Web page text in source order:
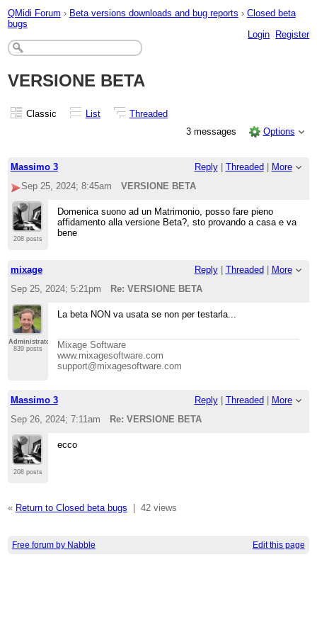
QMidi Forum › Beta versions downloads and bug reports › Closed beta
bugs
Login
Register
VERSIONE BETA
Classic List
Threaded
3 messages
Options
Massimo 3 Reply| Threaded
More
Sep 25, 2024; 8:45am
VERSIONE BETA
208 posts
Domenica suono ad un Matrimonio, posso fare pieno
affidamento alla versione Beta?, sto provando a casa e va
bene
mixage Reply| Threaded
More
Sep 25, 2024; 5:21pm
Re: VERSIONE BETA
Administrator
839 posts
La beta NON va usata se non per testarla...
Mixage Software
www.mixagesoftware.com
support@mixagesoftware.com
Massimo 3 Reply| Threaded
More
Sep 26, 2024; 7:11am
Re: VERSIONE BETA
208 posts
ecco
« Return to Closed beta bugs | 42 views
Free forum by Nabble Edit this page